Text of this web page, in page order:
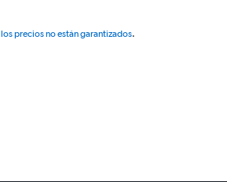
los precios no están garantizados.